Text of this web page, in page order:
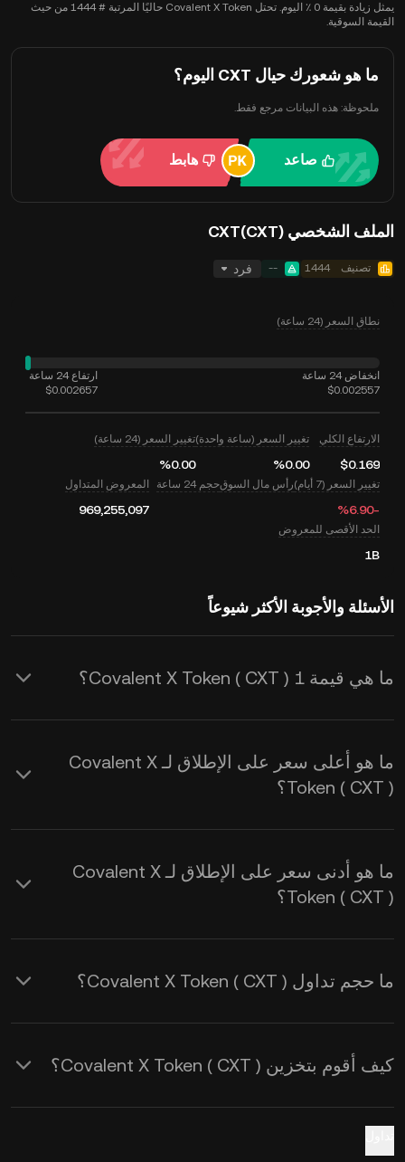
يمثل زيادة بقيمة 0 ٪ اليوم. تحتل Covalent X Token حاليًا المرتبة # 1444 من حيث
القيمة السوقية.
ما هو شعورك حيال CXT اليوم؟
ملحوظة: هذه البيانات مرجع فقط.
صاعد هابط
الملف الشخصي CXT(CXT)
تصنيف 1444
-- فرد
نطاق السعر (24 ساعة)
انخفاض 24 ساعة
$0.002557
ارتفاع 24 ساعة
$0.002657
الارتفاع الكلي
$0.169
تغيير السعر (ساعة واحدة)
‮‭0.00‬%‬
تغيير السعر (24 ساعة)
‮‭0.00‬%‬
تغيير السعر (7 أيام)
‮-‭6.90‬%‬
رأس مال السوقحجم 24 ساعة المعروض المتداول
969,255,097
الحد الأقصى للمعروض
1B
الأسئلة والأجوبة الأكثر شيوعاً
ما هي قيمة 1 Covalent X Token ( CXT )؟
يوفر KuCoin تحديثات أسعار USD في
الوقت الفعلي لـ Covalent X Token ( CXT
إلى USD
أسعار الصرف في الوقت الفعلي.
ما هو أعلى سعر على الإطلاق لـ Covalent X
Token ( CXT )؟
ما هو أدنى سعر على الإطلاق لـ Covalent X
Token ( CXT )؟
ما حجم تداول Covalent X Token ( CXT )؟
كيف أقوم بتخزين Covalent X Token ( CXT )؟